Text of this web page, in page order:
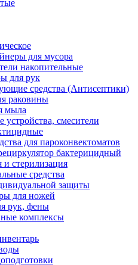
для мусора
накопительные
для рук
средства (Антисептики)
раковины
мыла
смесители
для пароконвектоматов
бактерицидный
стерилизация
средства
защиты
для ножей
рук, фены
комплексы